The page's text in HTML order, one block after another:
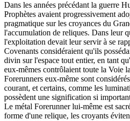
Dans les années précédant la guerre
Prophètes avaient progressivement
pragmatique sur les croyances du
l'accumulation de reliques. Dans leur
l'exploitation devait leur servir à se
Covenants considéraient qu'ils
divin sur l'espace tout entier, en tant
eux-mêmes contrôlaient toute la Voie
Forerunners eux-même sont
courant, et certains, comme les
possèdent une signification si
Le métal Forerunner lui-même est
forme d'une relique, les croyants